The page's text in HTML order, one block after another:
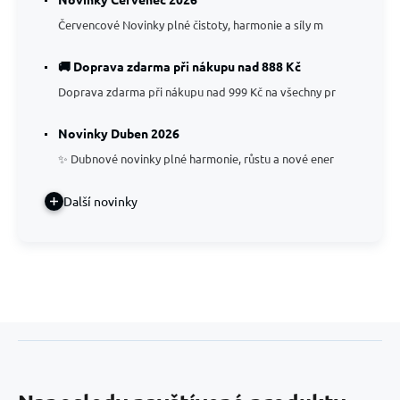
Červencové Novinky plné čistoty, harmonie a síly m
🚚 Doprava zdarma při nákupu nad 888 Kč
Doprava zdarma při nákupu nad 999 Kč na všechny pr
Novinky Duben 2026
✨ Dubnové novinky plné harmonie, růstu a nové ener
Další novinky